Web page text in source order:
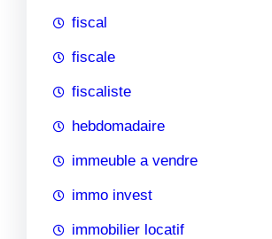
fiscal
fiscale
fiscaliste
hebdomadaire
immeuble a vendre
immo invest
immobilier locatif